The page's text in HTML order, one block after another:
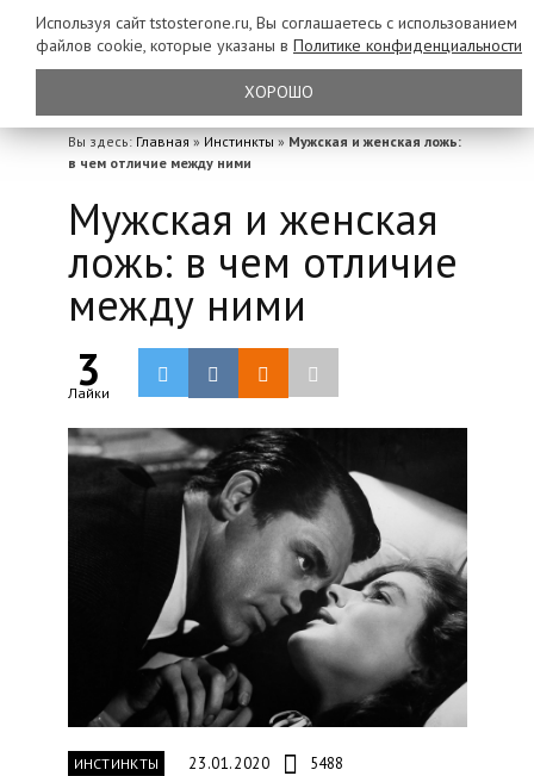
Вы здесь: Главная » Инстинкты » Мужская и женская ложь:
в чем отличие между ними
Мужская и женская
ложь: в чем отличие
между ними
3
Лайки
ИНСТИНКТЫ 23.01.2020 5488
Используя сайт tstosterone.ru, Вы соглашаетесь с использованием
файлов cookie, которые указаны в Политике конфиденциальности
ХОРОШО